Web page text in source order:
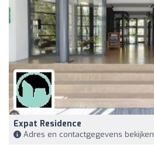
Expat Residence
Adres en contactgegevens bekijken